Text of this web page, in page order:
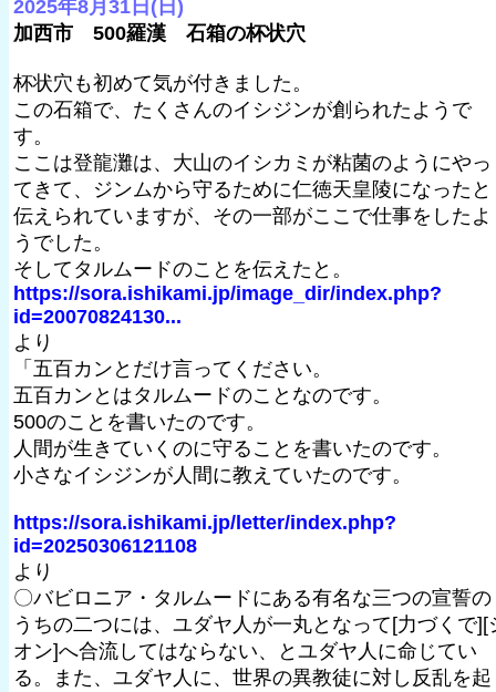
2025年8月31日(日)
加西市 500羅漢 石箱の杯状穴
杯状穴も初めて気が付きました。
この石箱で、たくさんのイシジンが創られたようで
す。
ここは登龍灘は、大山のイシカミが粘菌のようにやっ
てきて、ジンムから守るために仁徳天皇陵になったと
伝えられていますが、その一部がここで仕事をしたよ
うでした。
そしてタルムードのことを伝えたと。
https://sora.ishikami.jp/image_dir/index.php?
id=20070824130...
より
「五百カンとだけ言ってください。
五百カンとはタルムードのことなのです。
500のことを書いたのです。
人間が生きていくのに守ることを書いたのです。
小さなイシジンが人間に教えていたのです。
https://sora.ishikami.jp/letter/index.php?
id=20250306121108
より
〇バビロニア・タルムードにある有名な三つの宣誓の
うちの二つには、ユダヤ人が一丸となって[力づくで][
オン]へ合流してはならない、とユダヤ人に命じてい
る。また、ユダヤ人に、世界の異教徒に対し反乱を起